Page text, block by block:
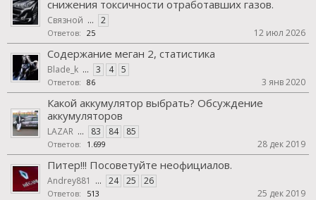
снижения токсичности отработавших газов.
Связной ... 2
Ответов: 25 12 июл 2026
Содержание меган 2, статистика
Blade_k ... 3 4 5
Ответов: 86 3 янв 2020
Какой аккумулятор выбрать? Обсуждение
аккумуляторов
LAZAR ... 83 84 85
Ответов: 1.699 28 дек 2019
Питер!!! Посоветуйте неофициалов.
Andrey881 ... 24 25 26
Ответов: 513 25 дек 2019